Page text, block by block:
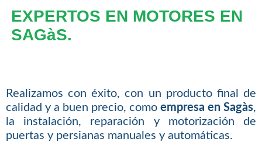
EXPERTOS EN MOTORES EN
SAGàS.
Realizamos con éxito, con un producto final de
calidad y a buen precio, comoempresa en Sagàs,
la instalación, reparación y motorización de
puertas y persianas manuales y automáticas.